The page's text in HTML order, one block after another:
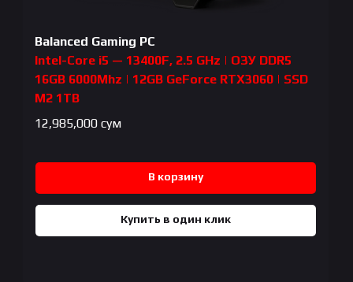
Balanced Gaming PC
Intel-Core i5 — 13400F, 2.5 GHz | ОЗУ DDR5
16GB 6000Mhz | 12GB GeForce RTX3060 | SSD
M2 1TB
12,985,000 сум
В корзину
Купить в один клик